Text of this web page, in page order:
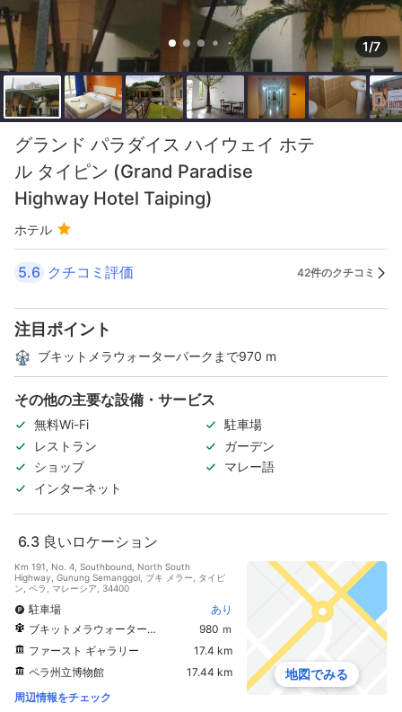
1/7
グランド パラダイス ハイウェイ ホテ
ル タイピン (Grand Paradise
Highway Hotel Taiping)
ホテル
5.6 クチコミ評価 42件のクチコミ
注目ポイント
ブキットメラウォーターパークまで970 m
その他の主要な設備・サービス
無料Wi-Fi
駐車場
レストラン
ガーデン
ショップ
マレー語
インターネット
6.3 良いロケーション
Km 191, No. 4, Southbound, North South
Highway, Gunung Semanggol, ブキ メラー, タイピ
ン, ペラ, マレーシア, 34400
駐車場
あり
ブキットメラウォーターパーク
980 ｍ
ファースト ギャラリー
17.4 km
ペラ州立博物館
17.44 km
周辺情報をチェック
地図でみる